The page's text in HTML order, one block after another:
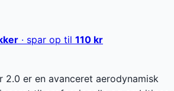
· spar op til 110 kr
2.0 er en avanceret aerodynamisk